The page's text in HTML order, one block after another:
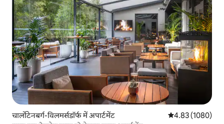
चार्लोटेनबर्ग-विलमर्सडॉर्फ में अपार्टमेंट औसत रेटिंग 5 में से
4.83 (1080)